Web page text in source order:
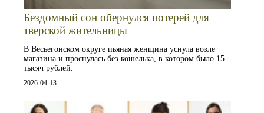
Бездомный сон обернулся потерей для
тверской жительницы
В Весьегонском округе пьяная женщина уснула возле
магазина и проснулась без кошелька, в котором было 15
тысяч рублей.
2026-04-13